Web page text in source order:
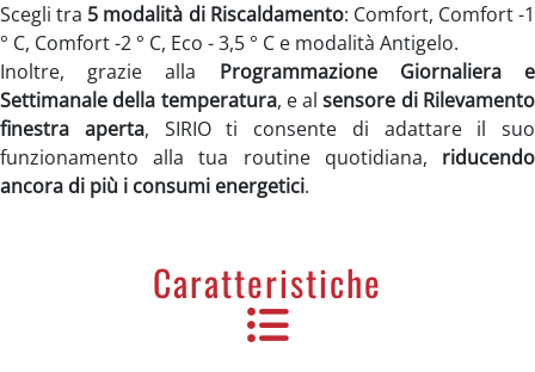
Scegli tra 5 modalità di Riscaldamento: Comfort, Comfort -1
° C, Comfort -2 ° C, Eco - 3,5 ° C e modalità Antigelo.
Inoltre, grazie alla Programmazione Giornaliera e
Settimanale della temperatura, e alsensore di Rilevamento
finestra aperta, SIRIO ti consente di adattare il suo
funzionamento alla tua routine quotidiana, riducendo
ancora di più i consumi energetici.
Caratteristiche